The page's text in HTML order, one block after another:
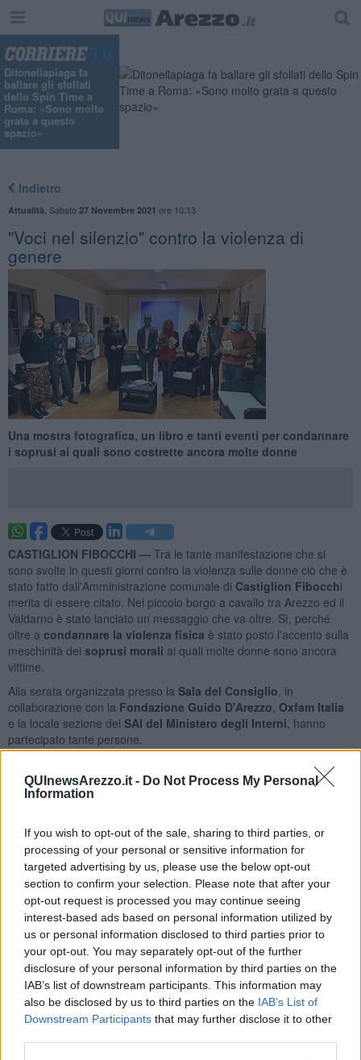
QUInewsArezzo.it - Do Not Process My Personal
Information
If you wish to opt-out of the sale, sharing to third parties, or
processing of your personal or sensitive information for
targeted advertising by us, please use the below opt-out
section to confirm your selection. Please note that after your
opt-out request is processed you may continue seeing
interest-based ads based on personal information utilized by
us or personal information disclosed to third parties prior to
your opt-out. You may separately opt-out of the further
disclosure of your personal information by third parties on the
IAB’s list of downstream participants. This information may
also be disclosed by us to third parties on the IAB’s List of
Downstream Participants that may further disclose it to other
Ditonellapiaga fa
ballare gli sfollati
dello Spin Time a
Roma: «Sono molto
grata a questo
spazio»
Indietro
Attualità Sabato 27 Novembre 2021 ore 10:13
"Voci nel silenzio" contro la violenza di
genere
Una mostra fotografica, un libro e tanti eventi per condannare
i soprusi ai quali sono costrette ancora molte donne
CASTIGLION FIBOCCHI — Tra le tante manifestazione che si
sono svolte in questi giorni contro la violenza sulle donne ciò che è
stato fatto dall'Amministrazione comunale di Castiglion Fibocchi
merita di essere citato. Nel piccolo borgo a cavallo tra Arezzo ed il
Valdarno è stato lanciato un messaggio che va oltre. Sì, perché
oltre a condannare la violenza fisica è stato posto l'accento sulla
meschinità dei soprusi morali ai quali molte donne sono ancora
vittime.
Alla serata organizzata presso la Sala del Consiglio , in
collaborazione con la Fondazione Guido D'Arezzo Oxfam Italia
e la locale sezione del SAI del Ministero degli Interni , hanno
partecipato tante persone.
andare" di Lucrezia Lombardo. L'autrice ha raccontato storie di
donne, dalla contadina alla prostituta, che quotidianamente sono
sottoposte a violenze fisiche e morali.
Proprio la quotidianità di questo vile reato,che si manifesta
anche con vessazioni psicologiche, è stato al centro del dibattito
condotto dal vicesindacoRachele Bruschi. Lei, avvocato prestato
alla politica, ha raccontato anche come ogni giorno nei tribunali
vengano affrontati e dibattuti questi temi.
Marco PaoluccidiOxfam Italiaha mostrato un video incentrato
sulle storie di alcune donne africane migranti, ospiti proprio della
comunità Castiglionese. Problemi di lingua, di integrazione ma
anche adeguamento ad un clima, alle abitudini e paradossalmente